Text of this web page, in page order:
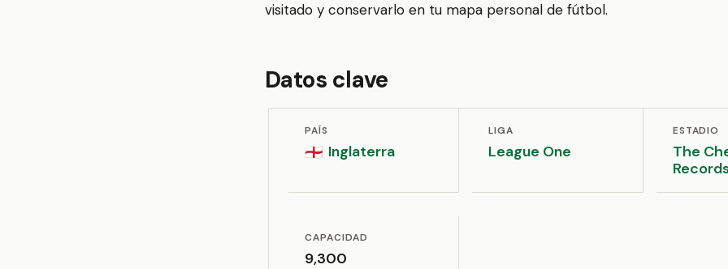
visitado y conservarlo en tu mapa personal de fútbol.
Datos clave
PAÍS
🏴󠁧󠁢󠁥󠁮󠁧󠁿 Inglaterra
LIGA
League One
ESTADIO
The
CAPACIDAD
9,300